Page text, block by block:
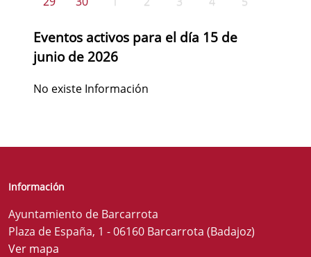
Eventos activos para el día 15 de
junio de 2026
No existe Información
Información
Ayuntamiento de Barcarrota
Plaza de España, 1 - 06160 Barcarrota (Badajoz)
Ver mapa